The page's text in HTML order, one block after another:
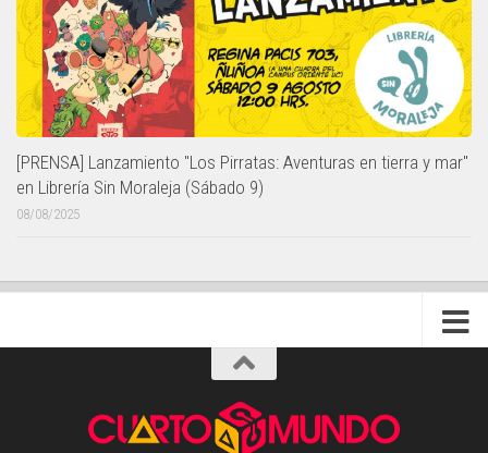
[PRENSA] Lanzamiento "Los Pirratas: Aventuras en tierra y mar"
en Librería Sin Moraleja (Sábado 9)
08/08/2025